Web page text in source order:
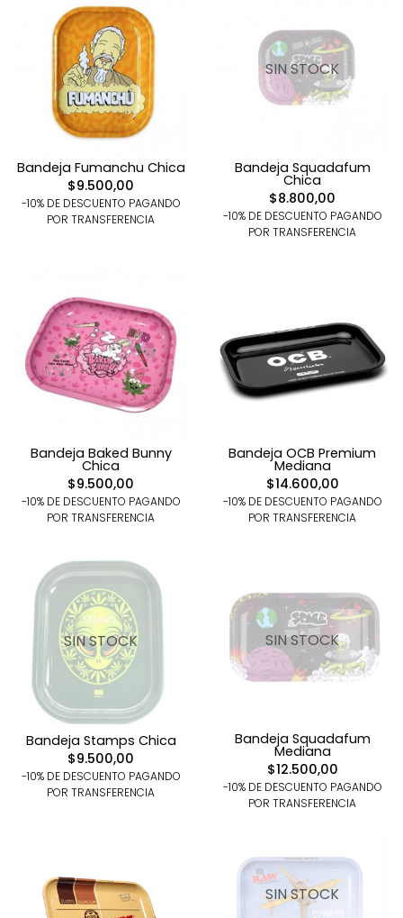
Bandeja Fumanchu Chica
$9.500,00
-10% DE DESCUENTO PAGANDO
POR TRANSFERENCIA
SIN STOCK
Bandeja Squadafum
Chica
$8.800,00
-10% DE DESCUENTO PAGANDO
POR TRANSFERENCIA
Bandeja Baked Bunny
Chica
$9.500,00
-10% DE DESCUENTO PAGANDO
POR TRANSFERENCIA
Bandeja OCB Premium
Mediana
$14.600,00
-10% DE DESCUENTO PAGANDO
POR TRANSFERENCIA
SIN STOCK
Bandeja Stamps Chica
$9.500,00
-10% DE DESCUENTO PAGANDO
POR TRANSFERENCIA
SIN STOCK
Bandeja Squadafum
Mediana
$12.500,00
-10% DE DESCUENTO PAGANDO
POR TRANSFERENCIA
SIN STOCK